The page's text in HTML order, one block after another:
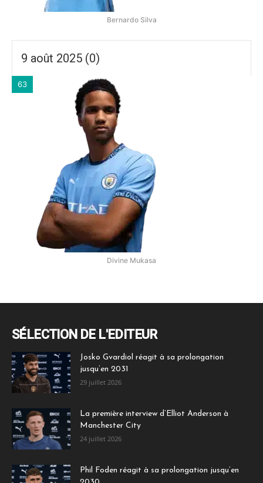
Bernardo Silva
9 août 2025 (0)
63
Divine Mukasa
SÉLECTION DE L'EDITEUR
Josko Gvardiol réagit à sa prolongation
jusqu’en 2031
29 juillet 2026
La première interview d’Elliot Anderson à
Manchester City
24 juillet 2026
Phil Foden réagit à sa prolongation jusqu’en